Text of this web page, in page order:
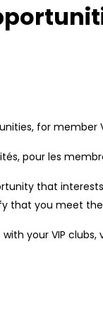
for member
pour les
that
that you meet
your VIP